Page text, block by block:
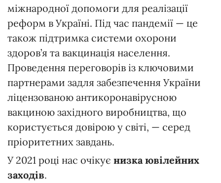
міжнародної допомоги для реалізації
реформ в Україні. Під час пандемії — це
також підтримка системи охорони
здоров’я та вакцинація населення.
Проведення переговорів із ключовими
партнерами задля забезпечення України
ліцензованою антикоронавірусною
вакциною західного виробництва, що
користується довірою у світі, — серед
пріоритетних завдань.
У 2021 році нас очікує низка ювілейних
заходів.